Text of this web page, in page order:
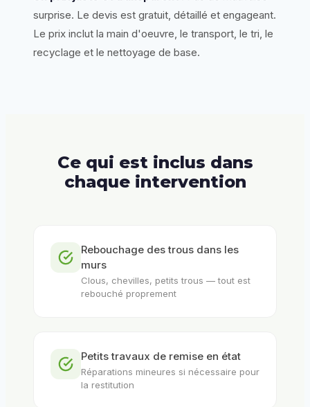
surprise. Le devis est gratuit, détaillé et engageant.
Le prix inclut la main d'oeuvre, le transport, le tri, le
recyclage et le nettoyage de base.
Ce qui est inclus dans
chaque intervention
Rebouchage des trous dans les
murs
Clous, chevilles, petits trous — tout est
rebouché proprement
Petits travaux de remise en état
Réparations mineures si nécessaire pour
la restitution